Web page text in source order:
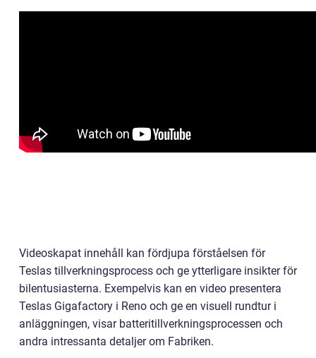
Videoskapat innehåll kan fördjupa förståelsen för
Teslas tillverkningsprocess och ge ytterligare insikter för
bilentusiasterna. Exempelvis kan en video presentera
Teslas Gigafactory i Reno och ge en visuell rundtur i
anläggningen, visar batteritillverkningsprocessen och
andra intressanta detaljer om Fabriken.